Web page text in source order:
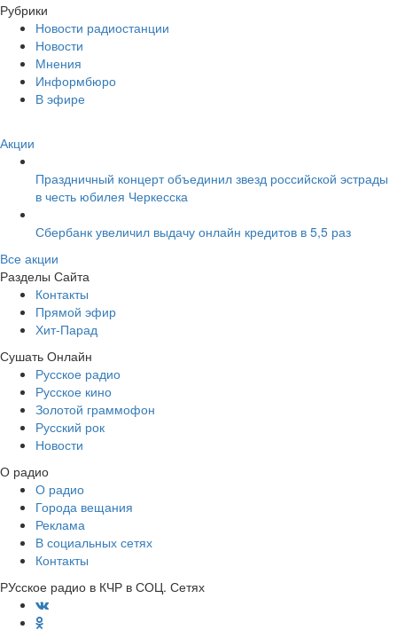
Рубрики
Новости радиостанции
Новости
Мнения
Информбюро
В эфире
Акции
Праздничный концерт объединил звезд российской эстрады
в честь юбилея Черкесска
Сбербанк увеличил выдачу онлайн кредитов в 5,5 раз
Все акции
Разделы Сайта
Контакты
Прямой эфир
Хит-Парад
Сушать Онлайн
Русское радио
Русское кино
Золотой граммофон
Русский рок
Новости
О радио
О радио
Города вещания
Реклама
В социальных сетях
Контакты
РУсское радио в КЧР в СОЦ. Сетях